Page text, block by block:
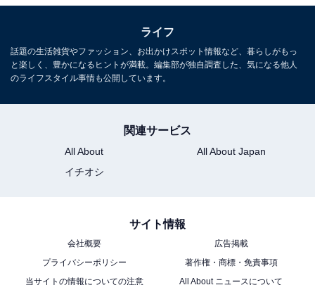
あわせて読みたい
【神奈川県の人気温泉】「湘南台温泉 らく」
は平日880円で楽しめる奥湯河原源泉と屋上
ライフ
話題の生活雑貨やファッション、お出かけスポット情報など、暮らしがもっ
と楽しく、豊かになるヒントが満載。編集部が独自調査した、気になる他人
のライフスタイル事情も公開しています。
関連サービス
All About
All About Japan
イチオシ
サイト情報
会社概要
広告掲載
プライバシーポリシー
著作権・商標・免責事項
当サイトの情報についての注意
All About ニュースについて